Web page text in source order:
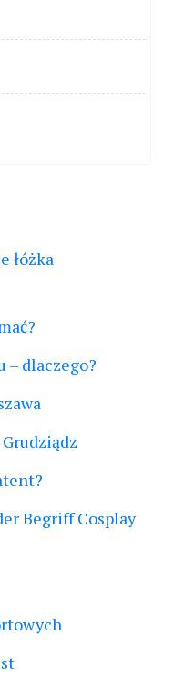
łóżka
– dlaczego?
Begriff Cosplay